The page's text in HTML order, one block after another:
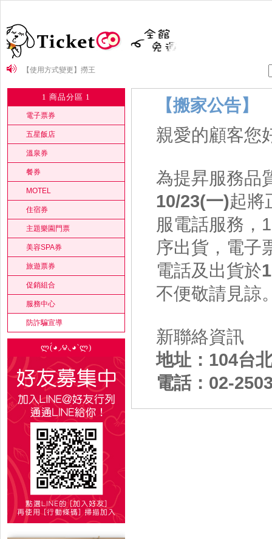
本公司為國旅卡特約商店，可核銷一般額度8,000元
國外精選票券→『TicketGo x 3T 聯名票券商城』
新貨到！圓山大飯店、JR東日本台北、美福大飯店、老爺酒店集團...等熱烈
販售中！
1 商品分區 1
電子票券
五星飯店
溫泉券
餐券
MOTEL
住宿券
主題樂園門票
美容SPA券
旅遊票券
促銷組合
服務中心
防詐騙宣導
ლ(́◕◞౪◟◕‵ლ)
【搬家公告】
親愛的顧客您
為提昇服務品
10/23(一)起將
服電話服務，
序出貨，電子
電話及出貨於
不便敬請見諒
新聯絡資訊
地址：104台
電話：02-